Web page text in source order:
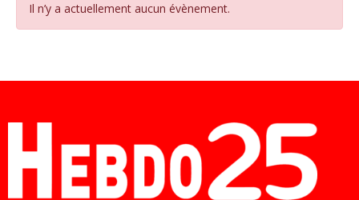
Il n’y a actuellement aucun évènement.